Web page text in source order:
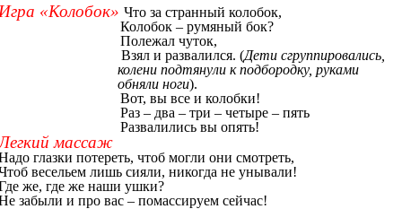
«Колобок» Что за странный колобок,
– румяный бок?
чуток,
и развалился. (Дети сгруппировались,
колени подтянули к подбородку, руками
обняли ноги).
вы все и колобки!
– два – три – четыре – пять
вы опять!
массаж
глазки потереть, чтоб могли они смотреть,
весельем лишь сияли, никогда не унывали!
же, где же наши ушки?
забыли и про вас – помассируем сейчас!